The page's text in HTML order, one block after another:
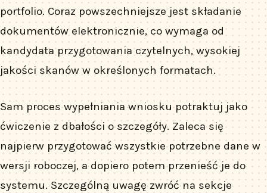
portfolio. Coraz powszechniejsze jest składanie
dokumentów elektronicznie, co wymaga od
kandydata przygotowania czytelnych, wysokiej
jakości skanów w określonych formatach.
Sam proces wypełniania wniosku potraktuj jako
ćwiczenie z dbałości o szczegóły. Zaleca się
najpierw przygotować wszystkie potrzebne dane w
wersji roboczej, a dopiero potem przenieść je do
systemu. Szczególną uwagę zwróć na sekcje